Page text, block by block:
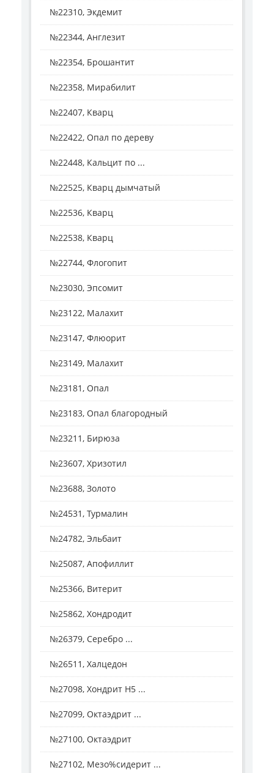
№22310, Экдемит
№22344, Англезит
№22354, Брошантит
№22358, Мирабилит
№22407, Кварц
№22422, Опал по дереву
№22448, Кальцит по ...
№22525, Кварц дымчатый
№22536, Кварц
№22538, Кварц
№22744, Флогопит
№23030, Эпсомит
№23122, Малахит
№23147, Флюорит
№23149, Малахит
№23181, Опал
№23183, Опал благородный
№23211, Бирюза
№23607, Хризотил
№23688, Золото
№24531, Турмалин
№24782, Эльбаит
№25087, Апофиллит
№25366, Витерит
№25862, Хондродит
№26379, Серебро ...
№26511, Халцедон
№27098, Хондрит H5 ...
№27099, Октаэдрит ...
№27100, Октаэдрит
№27102, Мезо%сидерит ...